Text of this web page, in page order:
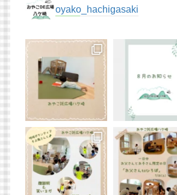
oyako_hachigasaki